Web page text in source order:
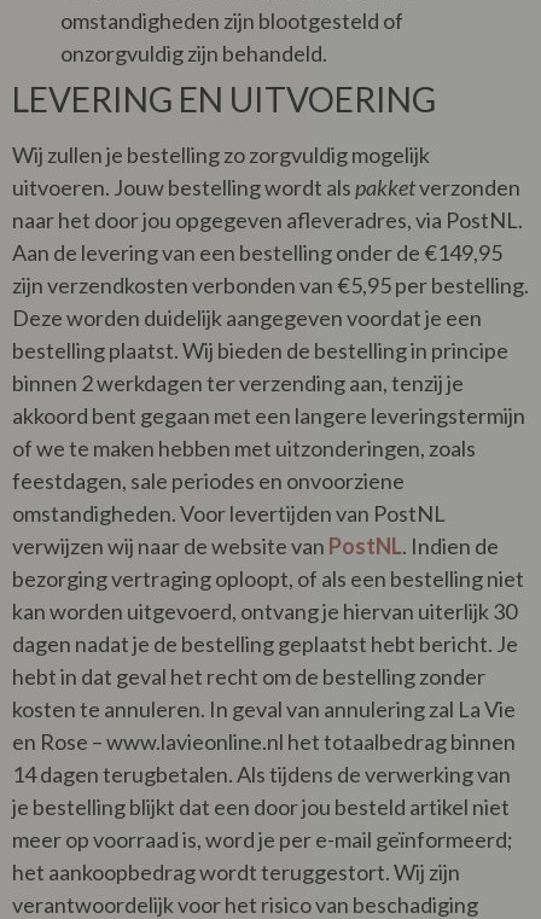
omstandigheden zijn blootgesteld of
onzorgvuldig zijn behandeld.
LEVERING EN UITVOERING
Wij zullen je bestelling zo zorgvuldig mogelijk
uitvoeren. Jouw bestelling wordt als pakketverzonden
naar het door jou opgegeven afleveradres, via PostNL.
Aan de levering van een bestelling onder de €149,95
zijn verzendkosten verbonden van €5,95 per bestelling.
Deze worden duidelijk aangegeven voordat je een
bestelling plaatst. Wij bieden de bestelling in principe
binnen 2 werkdagen ter verzending aan, tenzij je
akkoord bent gegaan met een langere leveringstermijn
of we te maken hebben met uitzonderingen, zoals
feestdagen, sale periodes en onvoorziene
omstandigheden. Voor levertijden van PostNL
verwijzen wij naar de website van PostNL. Indien de
bezorging vertraging oploopt, of als een bestelling niet
kan worden uitgevoerd, ontvang je hiervan uiterlijk 30
dagen nadat je de bestelling geplaatst hebt bericht. Je
hebt in dat geval het recht om de bestelling zonder
kosten te annuleren. In geval van annulering zal La Vie
en Rose – www.lavieonline.nl het totaalbedrag binnen
14 dagen terugbetalen. Als tijdens de verwerking van
je bestelling blijkt dat een door jou besteld artikel niet
meer op voorraad is, word je per e-mail geïnformeerd;
het aankoopbedrag wordt teruggestort. Wij zijn
verantwoordelijk voor het risico van beschadiging